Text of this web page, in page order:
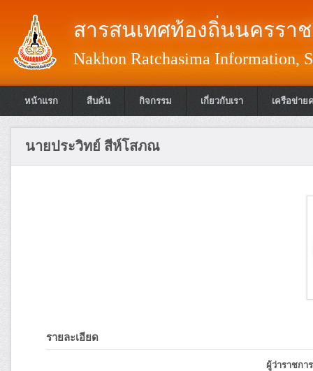
สารสนเทศท้องถิ่นนครรา
Nakhon Ratchasima Information,
หน้าแรก สืบค้น กิจกรรม เกี่ยวกับเรา เครือข่าย
นายประวิทย์ สีห์โสภณ
รายละเอียด
ผู้ว่าราชกา